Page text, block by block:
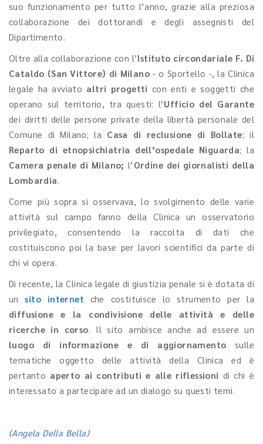
suo funzionamento per tutto l’anno, grazie alla preziosa
collaborazione dei dottorandi e degli assegnisti del
Dipartimento.
Oltre alla collaborazione con l’Istituto circondariale F. Di
Cataldo (San Vittore) di Milano- o Sportello -, la Clinica
legale ha avviato altri progetti con enti e soggetti che
operano sul territorio, tra questi: l’Ufficio del Garante
dei diritti delle persone private della libertà personale del
Comune di Milano; la Casa di reclusione di Bollate; il
Reparto di etnopsichiatria dell’ospedale Niguarda; la
Camera penale di Milano; l’ Ordine dei giornalisti della
Lombardia.
Come più sopra si osservava, lo svolgimento delle varie
attività sul campo fanno della Clinica un osservatorio
privilegiato, consentendo la raccolta di dati che
costituiscono poi la base per lavori scientifici da parte di
chi vi opera.
Di recente, la Clinica legale di giustizia penale si è dotata di
unsito internet che costituisce lo strumento per la
diffusione e la condivisione delle attività e delle
ricerche in corso. Il sito ambisce anche ad essere un
luogo di informazione e di aggiornamento sulle
tematiche oggetto delle attività della Clinica ed è
pertanto aperto ai contributi e alle riflessioni di chi è
interessato a partecipare ad un dialogo su questi temi.
(Angela Della Bella)